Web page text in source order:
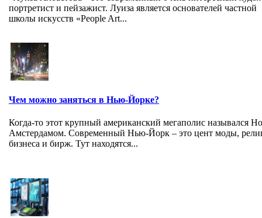
портретист и пейзажист. Луиза является основателей частной
школы искусств «People Art...
Чем можно заняться в Нью-Йорке?
Когда-то этот крупный американский мегаполис назывался
Амстердамом. Современный Нью-Йорк – это цент моды,
бизнеса и бирж. Тут находятся...